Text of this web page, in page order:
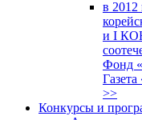
в 2012
и I
Фонд
>>
Конкурсы и